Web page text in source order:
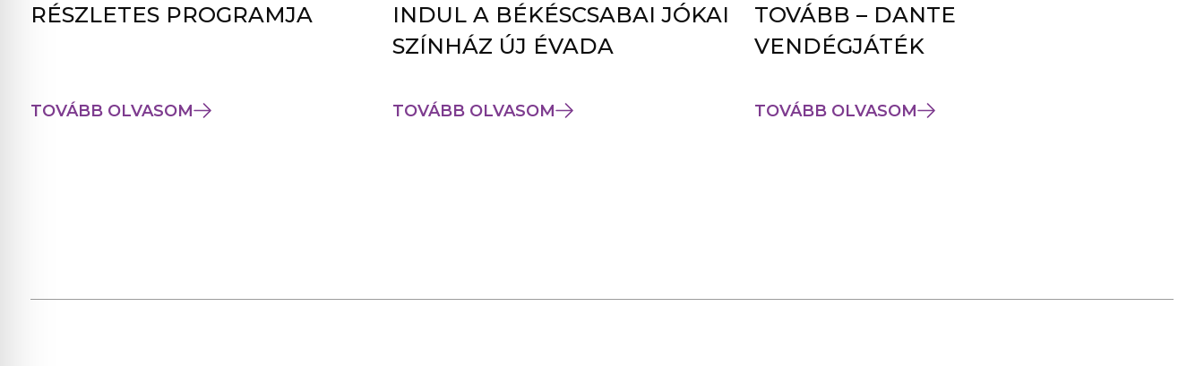
RÉSZLETES PROGRAMJA
TOVÁBB OLVASOM
INDUL A BÉKÉSCSABAI JÓKAI
SZÍNHÁZ ÚJ ÉVADA
TOVÁBB OLVASOM
TOVÁBB – DANTE
VENDÉGJÁTÉK
TOVÁBB OLVASOM